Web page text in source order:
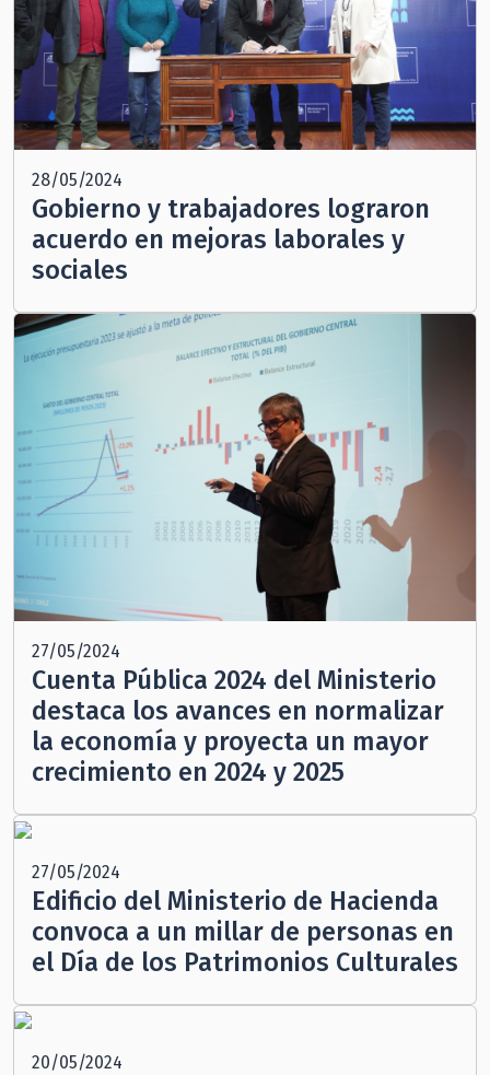
28/05/2024
Gobierno y trabajadores lograron
acuerdo en mejoras laborales y
sociales
27/05/2024
Cuenta Pública 2024 del Ministerio
destaca los avances en normalizar
la economía y proyecta un mayor
crecimiento en 2024 y 2025
27/05/2024
Edificio del Ministerio de Hacienda
convoca a un millar de personas en
el Día de los Patrimonios Culturales
20/05/2024